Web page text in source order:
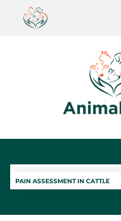
PAIN ASSESSMENT IN CATTLE